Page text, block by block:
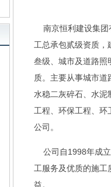
南京恒利建设集
工总承包贰级资质
叁级、城市及道路照
质。主要从事城市
水稳二灰碎石、水泥
工程、环保工程、
公司。
公司自1998年成立
工服务及优质的施
益。